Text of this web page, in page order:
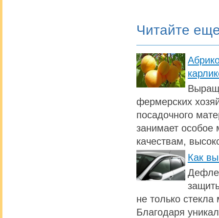
Читайте
фермерских
посадочного
занимает особое
качествам,
Как
не только
Благодаря